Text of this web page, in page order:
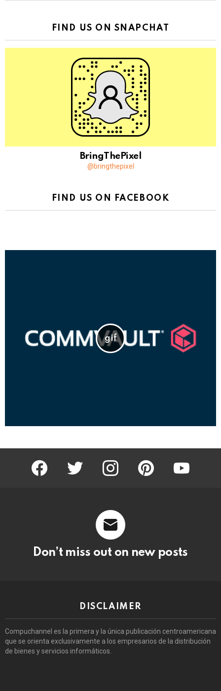
FIND US ON SNAPCHAT
BringThePixel
@bringthepixel
FIND US ON FACEBOOK
facebook twitter instagram pinterest youtube
Don’t miss out on new posts
DISCLAIMER
Compuchannel es la primera y la única publicación centroamericana
que se orienta exclusivamente a los empresarios de la distribución
de bienes y servicios informáticos.